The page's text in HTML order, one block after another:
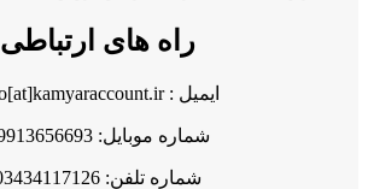
راه های ارتباطی
ایمیل : info[at]kamyaraccount.ir
شماره موبایل: 09913656693
شماره تلفن: 03434117126